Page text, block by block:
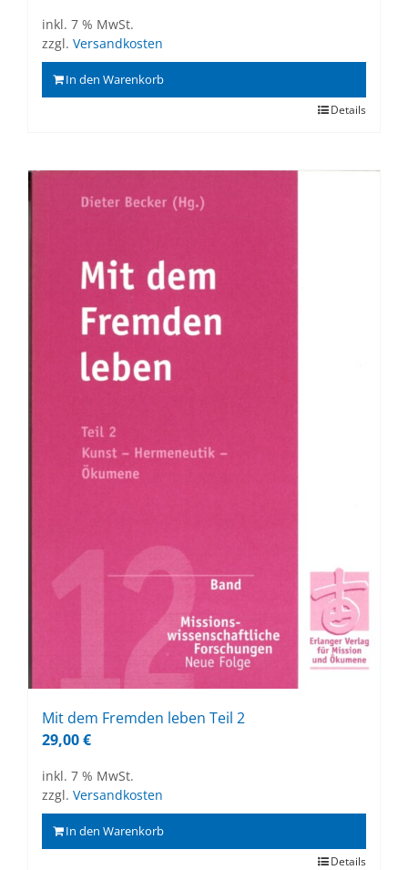
inkl. 7 % MwSt.
zzgl. Versandkosten
In den Warenkorb
Details
Mit dem Frem­den le­ben Teil 2
29,00€
inkl. 7 % MwSt.
zzgl. Versandkosten
In den Warenkorb
Details